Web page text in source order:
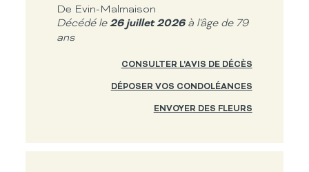
De Evin-Malmaison
Décédé le26 juillet 2026à l'âge de 79
ans
CONSULTER L'AVIS DE DÉCÈS
DÉPOSER VOS CONDOLÉANCES
ENVOYER DES FLEURS